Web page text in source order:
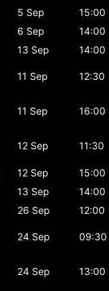
5 Sep
15:00
6 Sep
14:00
13 Sep
14:00
11 Sep 12:30
11 Sep 16:00
12 Sep 11:30
12 Sep
15:00
13 Sep
14:00
26 Sep
12:00
24 Sep 09:30
24 Sep 13:00